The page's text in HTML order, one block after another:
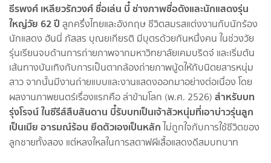
ธีรพงศ์ เหลียวรักวงศ์ ชื่อเล่น บี๋ ช่างภาพชื่อดังและนักแสดงรุ่น
ใหญ่วัย 62 ปี ลูกครึ่งไทยและอังกฤษ ชีวิตสมรสแต่งงานกับนักร้อง
นักแสดง ฮันนี่ ภัสสร บุณยเกียรติ มีบุตรด้วยกันหนึ่งคน ในช่วงวัย
รุ่นเรียนจบด้านการถ่ายภาพจากมหาวิทยาลัยเคมบริดจ์ และเริ่มต้น
เส้นทางบันเทิงกับการเป็นตากล้องถ่ายภาพนู้ดให้กับนิตยสารหนุ่ม
สาว จากนั้นมีงานถ่ายแบบและงานแสดงออกมาอย่างต่อเนื่อง โดย
ผลงานภาพยนตร์เรื่องแรกคือ ล่าข้ามโลก (พ.ศ. 2526) สำหรับบท
รุ่งโรจน์ ในซีรีส์สืบสันดาน บี๋รับบทเป็นเจ้าสัวหนุ่มที่เอาบ่าวรุ่นลูก
เป็นเมีย อารมณ์ร้อน ยึดตัวเองเป็นหลัก ไม่ถูกใจกับการใช้ชีวิตของ
ลูกชายทั้งสอง แต่หลงใหลในการสตาฟผีเสื้อแสดงดีสมบทบาท